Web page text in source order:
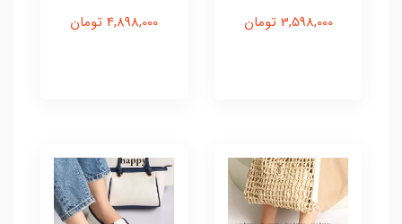
3,598,000 تومان 4,898,000 تومان